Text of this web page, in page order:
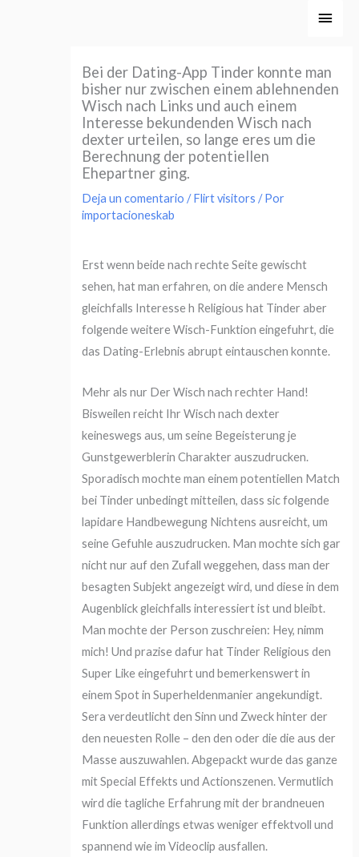
Bei der Dating-App Tinder konnte man
bisher nur zwischen einem ablehnenden
Wisch nach Links und auch einem
Interesse bekundenden Wisch nach
dexter urteilen, so lange eres um die
Berechnung der potentiellen
Ehepartner ging.
Deja un comentario /Flirt visitors / Por
importacioneskab
Erst wenn beide nach rechte Seite gewischt
sehen, hat man erfahren, on die andere Mensch
gleichfalls Interesse h Religious hat Tinder aber
folgende weitere Wisch-Funktion eingefuhrt, die
das Dating-Erlebnis abrupt eintauschen konnte.
Mehr als nur Der Wisch nach rechter Hand!
Bisweilen reicht Ihr Wisch nach dexter
keineswegs aus, um seine Begeisterung je
Gunstgewerblerin Charakter auszudrucken.
Sporadisch mochte man einem potentiellen Match
bei Tinder unbedingt mitteilen, dass sic folgende
lapidare Handbewegung Nichtens ausreicht, um
seine Gefuhle auszudrucken. Man mochte sich gar
nicht nur auf den Zufall weggehen, dass man der
besagten Subjekt angezeigt wird, und diese in dem
Augenblick gleichfalls interessiert ist und bleibt.
Man mochte der Person zuschreien: Hey, nimm
mich! Und prazise dafur hat Tinder Religious den
Super Like eingefuhrt und bemerkenswert in
einem Spot in Superheldenmanier angekundigt.
Sera verdeutlicht den Sinn und Zweck hinter der
den neuesten Rolle – den den oder die die aus der
Masse auszuwahlen. Abgepackt wurde das ganze
mit Special Effekts und Actionszenen. Vermutlich
wird die tagliche Erfahrung mit der brandneuen
Funktion allerdings etwas weniger effektvoll und
spannend wie im Videoclip ausfallen.